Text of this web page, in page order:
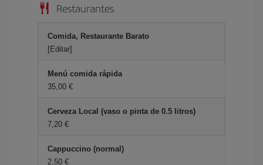
Restaurantes
Comida, Restaurante Barato
[Editar]
Menú comida rápida
35,00
Cerveza Local (vaso o pinta de 0.5 litros)
7,20
Cappuccino (normal)
2,50